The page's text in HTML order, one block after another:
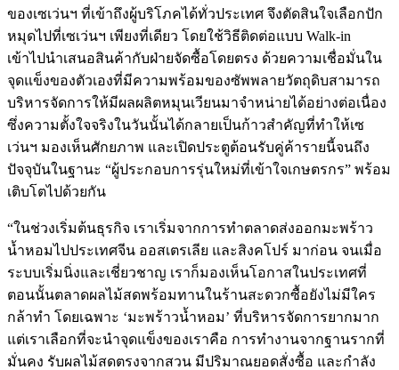
ของเซเว่นฯ ที่เข้าถึงผู้บริโภคได้ทั่วประเทศ จึงตัดสินใจเลือกปัก
หมุดไปที่เซเว่นฯ เพียงที่เดียว โดยใช้วิธีติดต่อแบบ Walk-in
เข้าไปนำเสนอสินค้ากับฝ่ายจัดซื้อโดยตรง ด้วยความเชื่อมั่นใน
จุดแข็งของตัวเองที่มีความพร้อมของซัพพลายวัตถุดิบสามารถ
บริหารจัดการให้มีผลผลิตหมุนเวียนมาจำหน่ายได้อย่างต่อเนื่อง
ซึ่งความตั้งใจจริงในวันนั้นได้กลายเป็นก้าวสำคัญที่ทำให้เซ
เว่นฯ มองเห็นศักยภาพ และเปิดประตูต้อนรับคู่ค้ารายนี้จนถึง
ปัจจุบันในฐานะ “ผู้ประกอบการรุ่นใหม่ที่เข้าใจเกษตรกร” พร้อม
เติบโตไปด้วยกัน
“ในช่วงเริ่มต้นธุรกิจ เราเริ่มจากการทำตลาดส่งออกมะพร้าว
น้ำหอมไปประเทศจีน ออสเตรเลีย และสิงคโปร์ มาก่อน จนเมื่อ
ระบบเริ่มนิ่งและเชี่ยวชาญ เราก็มองเห็นโอกาสในประเทศที่
ตอนนั้นตลาดผลไม้สดพร้อมทานในร้านสะดวกซื้อยังไม่มีใคร
กล้าทำ โดยเฉพาะ ‘มะพร้าวน้ำหอม’ ที่บริหารจัดการยากมาก
แต่เราเลือกที่จะนำจุดแข็งของเราคือ การทำงานจากฐานรากที่
มั่นคง รับผลไม้สดตรงจากสวน มีปริมาณยอดสั่งซื้อ และกำลัง